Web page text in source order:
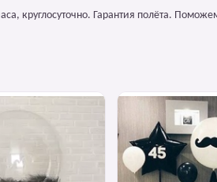
круглосуточно. Гарантия полёта.